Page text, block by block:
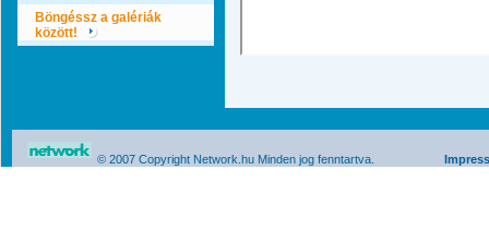
Böngéssz a galériák
között!
© 2007 Copyright Network.hu Minden jog fenntartva.